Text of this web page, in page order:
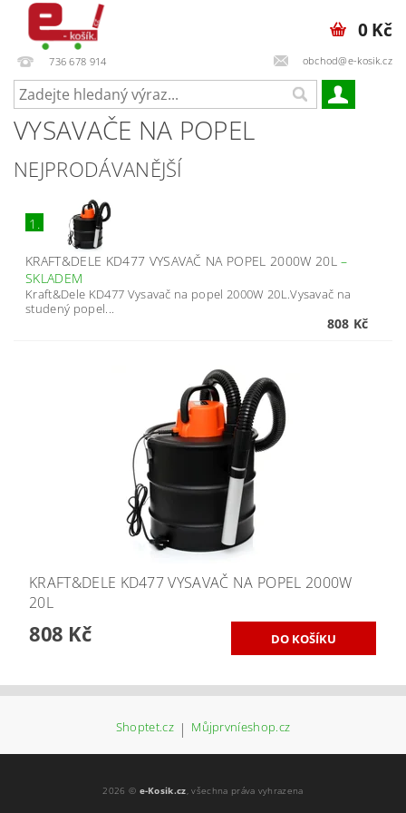
736 678 914 obchod@e-kosik.cz
0 Kč
VYSAVAČE NA POPEL
NEJPRODÁVANĚJŠÍ
1.
KRAFT&DELE KD477 VYSAVAČ NA POPEL 2000W 20L–
SKLADEM
Kraft&Dele KD477 Vysavač na popel 2000W 20L.Vysavač na
studený popel...
808 Kč
KRAFT&DELE KD477 VYSAVAČ NA POPEL 2000W
20L
808 Kč
Shoptet.cz | Můjprvníeshop.cz
2026 © e-Kosik.cz, všechna práva vyhrazena